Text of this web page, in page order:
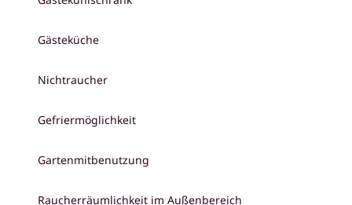
Gästeküche
Nichtraucher
Gefriermöglichkeit
Gartenmitbenutzung
Raucherräumlichkeit im Außenbereich